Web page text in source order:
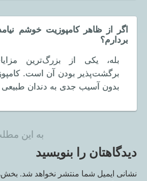
اگر از ظاهر کامپوزیت خوشم
بردارم؟
بله، یکی از بزرگ‌ترین
برگشت‌پذیر بودن آن است.
بدون آسیب جدی به دندان
به این
دیدگاهتان را بنویسید
نشانی ایمیل شما منتشر نخواهد شد.